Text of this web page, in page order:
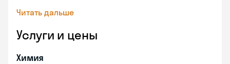
Читать дальше
Услуги и цены
Химия